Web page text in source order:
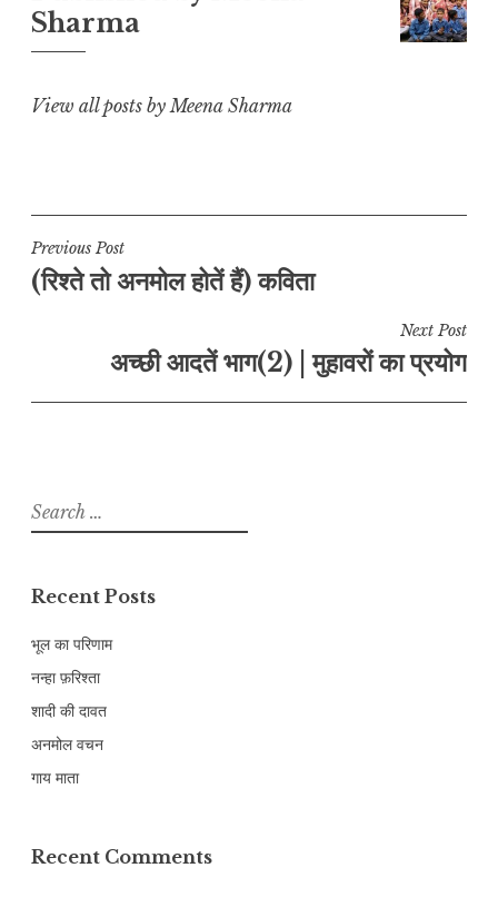
i
n
p
p
o
a
Sharma
View all posts by Meena Sharma
Post
navigation
Previous Post
(रिश्ते तो अनमोल होतें हैं) कविता
Next Post
अच्छी आदतें भाग(2) | मुहावरों का प्रयोग
Search
for:
Recent Posts
भूल का परिणाम
नन्हा फ़रिश्ता
शादी की दावत
अनमोल वचन
गाय माता
Recent Comments